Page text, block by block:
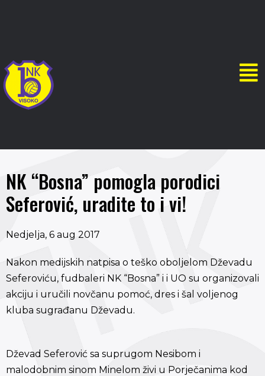
NK “Bosna” pomogla porodici
Seferović, uradite to i vi!
Nedjelja, 6 aug 2017
Nakon medijskih natpisa o teško oboljelom Dževadu
Seferoviću, fudbaleri NK “Bosna” i i UO su organizovali
akciju i uručili novčanu pomoć, dres i šal voljenog
kluba sugrađanu Dževadu.
Dževad Seferović sa suprugom Nesibom i
malodobnim sinom Minelom živi u Porječanima kod